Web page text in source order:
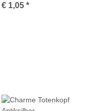
€ 1,05 *